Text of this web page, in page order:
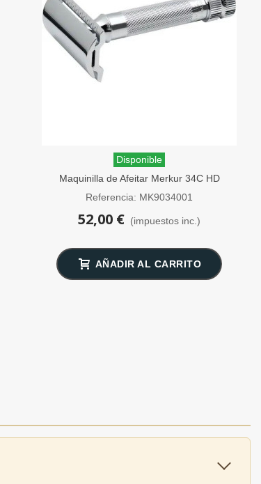
Disponible
Maquinilla de Afeitar Merkur 34C HD
Peine Cerrado
Referencia: MK9034001
52,00 € (impuestos inc.)
AÑADIR AL CARRITO